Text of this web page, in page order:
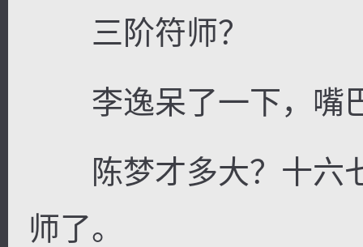
三阶符师？
李逸呆了一下，嘴
陈梦才多大？十六
师了。